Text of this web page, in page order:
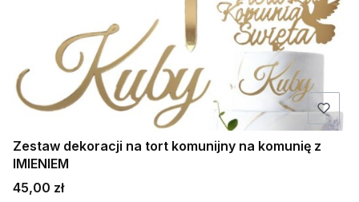
Zestaw dekoracji na tort komunijny na komunię z
IMIENIEM
Cena
45,00 zł